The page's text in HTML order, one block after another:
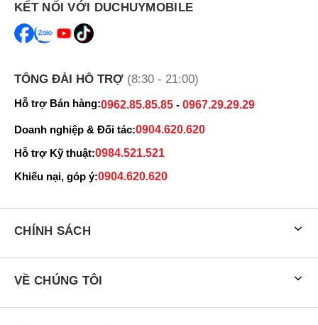
KẾT NỐI VỚI DUCHUYMOBILE
TỔNG ĐÀI HỖ TRỢ (8:30 - 21:00)
Hỗ trợ Bán hàng:0962.85.85.85 - 0967.29.29.29
Doanh nghiệp & Đối tác:0904.620.620
Hỗ trợ Kỹ thuật:0984.521.521
Khiếu nại, góp ý:0904.620.620
CHÍNH SÁCH
VỀ CHÚNG TÔI